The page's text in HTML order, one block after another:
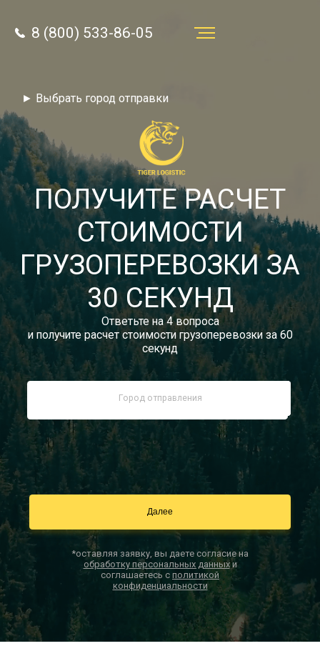
8 (800) 533-86-05
Звонок по России бесплатный
autotransport24@yandex.ru
Заказать звонок
Тарифы
Отзывы
Статьи
Новости
Документы
Контакты
► Выбрать город отправки
8 (800) 533-86-05
ПОЛУЧИТЕ РАСЧЕТ
СТОИМОСТИ
ГРУЗОПЕРЕВОЗКИ ЗА
30 СЕКУНД
Ответьте на 4 вопроса
и получите расчет стоимости грузоперевозки за 60
секунд
*оставляя заявку, вы даете согласие на
обработку персональных данныхи
соглашаетесь с политикой
конфиденциальности